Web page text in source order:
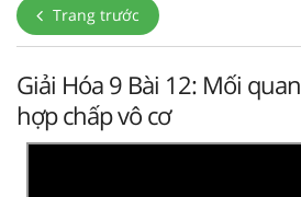
Trang trước
Giải Hóa 9 Bài 12: Mối
hợp chấp vô cơ